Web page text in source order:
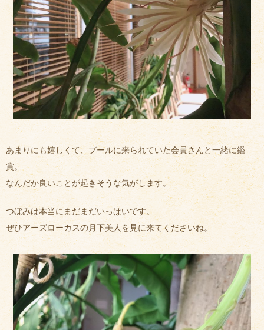
あまりにも嬉しくて、プールに来られていた会員さんと一緒に鑑
賞。
なんだか良いことが起きそうな気がします。
つぼみは本当にまだまだいっぱいです。
ぜひアーズローカスの月下美人を見に来てくださいね。